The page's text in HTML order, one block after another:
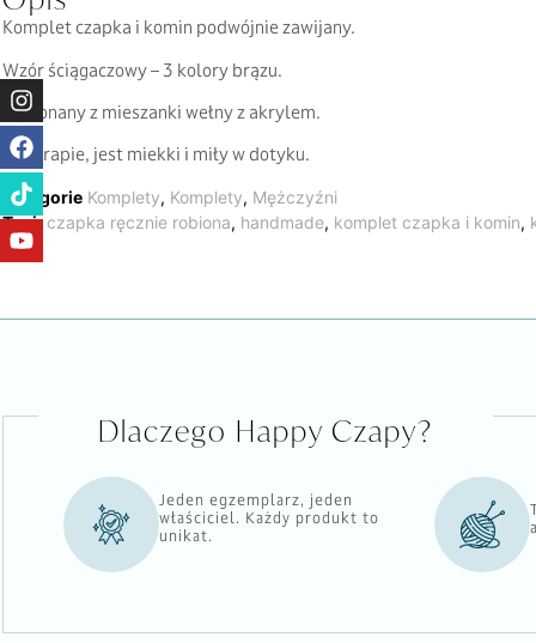
Komplet czapka i komin podwójnie zawijany.
Wzór ściągaczowy – 3 kolory brązu.
Wykonany z mieszanki wełny z akrylem.
Nie drapie, jest miekki i miły w dotyku.
Kategorie Komplety, Komplety, Mężczyźni
Tagi: czapka ręcznie robiona, handmade, komplet czapka i komin,
Dlaczego Happy Czapy?
Jeden egzemplarz, jeden
właściciel. Każdy produkt to
unikat.